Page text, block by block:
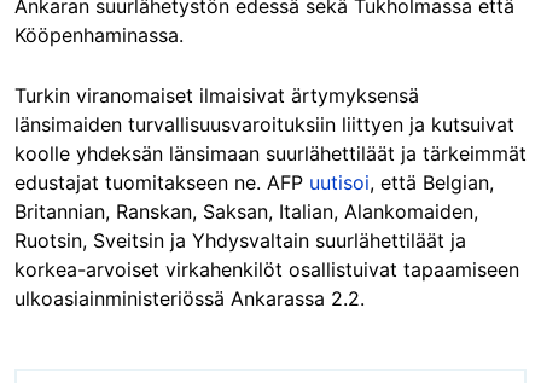
Ankaran suurlähetystön edessä sekä Tukholmassa että
Kööpenhaminassa.
Turkin viranomaiset ilmaisivat ärtymyksensä
länsimaiden turvallisuusvaroituksiin liittyen ja kutsuivat
koolle yhdeksän länsimaan suurlähettiläät ja tärkeimmät
edustajat tuomitakseen ne. AFP uutisoi, että Belgian,
Britannian, Ranskan, Saksan, Italian, Alankomaiden,
Ruotsin, Sveitsin ja Yhdysvaltain suurlähettiläät ja
korkea-arvoiset virkahenkilöt osallistuivat tapaamiseen
ulkoasiainministeriössä Ankarassa 2.2.